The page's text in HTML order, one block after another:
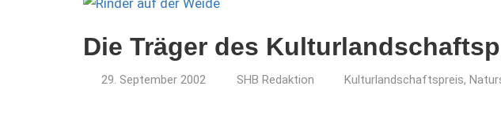
Die Träger des
29. September 2002 SHB Redaktion Kulturlandschaftspreis,